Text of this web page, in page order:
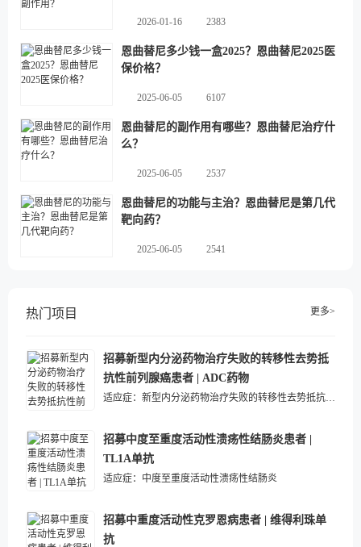
2026-01-16 2383
恩曲替尼多少钱一盒2025？恩曲替尼2025医
保价格？
2025-06-05 6107
恩曲替尼的副作用有哪些？恩曲替尼治疗什
么？
2025-06-05 2537
恩曲替尼的功能与主治？恩曲替尼是第几代
靶向药？
2025-06-05 2541
热门项目 更多>
招募新型内分泌药物治疗失败的转移性去势抵
抗性前列腺癌患者 | ADC药物
适应症： 新型内分泌药物治疗失败的转移性去势抵抗性前列腺癌
招募中度至重度活动性溃疡性结肠炎患者 |
TL1A单抗
适应症： 中度至重度活动性溃疡性结肠炎
招募中重度活动性克罗恩病患者 | 维得利珠单
抗